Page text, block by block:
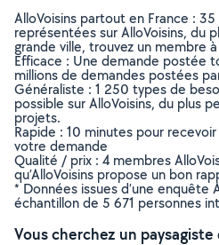
AlloVoisins partout en France :
représentées sur AlloVoisins, du
grande ville, trouvez un membre
Efficace : Une demande postée
millions de demandes postées
Généraliste : 1 250 types de
possible sur AlloVoisins, du plus
projets.
Rapide : 10 minutes pour
votre demande
Qualité / prix : 4 membres
qu’AlloVoisins propose un bon
* Données issues d’une enquête
échantillon de 5 671 personnes
Vous cherchez un paysagiste